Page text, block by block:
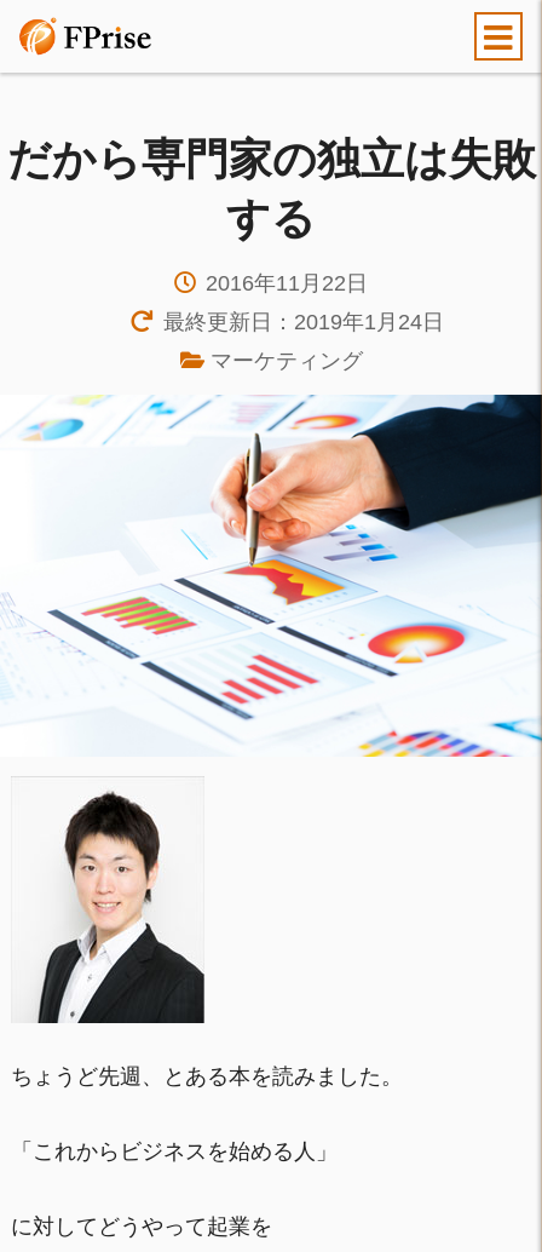
だから専門家の独立は失敗
する
2016年11月22日
最終更新日：2019年1月24日
マーケティング
ちょうど先週、とある本を読みました。
「これからビジネスを始める人」
に対してどうやって起業を